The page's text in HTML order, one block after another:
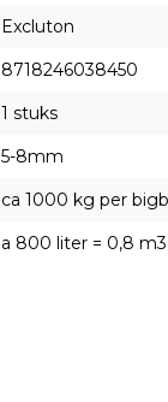
Excluton
8718246038450
1 stuks
5-8mm
ca 1000 kg per
a 800 liter = 0,8